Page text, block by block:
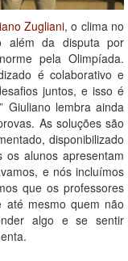
Zugliani, o clima no
além da disputa por
pela Olimpíada.
é colaborativo e
juntos, e isso é
Giuliano lembra ainda
As soluções são
disponibilizado
alunos apresentam
e nós incluímos
que os professores
mesmo quem não
algo e se sentir